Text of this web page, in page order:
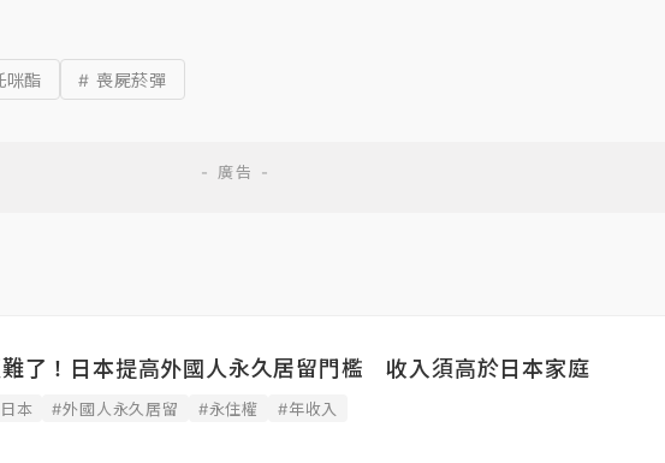
咪酯 # 喪屍菸彈
了！日本提高外國人永久居留門檻 收入須高於日本家庭
本 #外國人永久居留 #永住權 #年收入